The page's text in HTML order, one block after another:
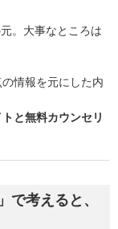
。大事なところは
情報を元にした内
と無料カウンセリ
で考えると、